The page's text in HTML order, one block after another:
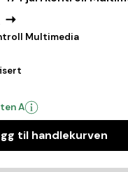
Multimedia
A
til handlekurven